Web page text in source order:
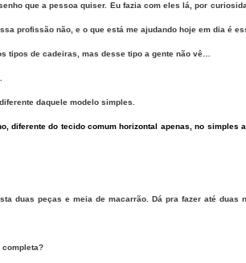
que a pessoa quiser. Eu fazia com eles lá, por
profissão não, e o que está me ajudando hoje em dia é
tipos de cadeiras, mas desse tipo a gente não vê…
daquele modelo simples.
diferente do tecido comum horizontal apenas, no simples
duas peças e meia de macarrão. Dá pra fazer até duas